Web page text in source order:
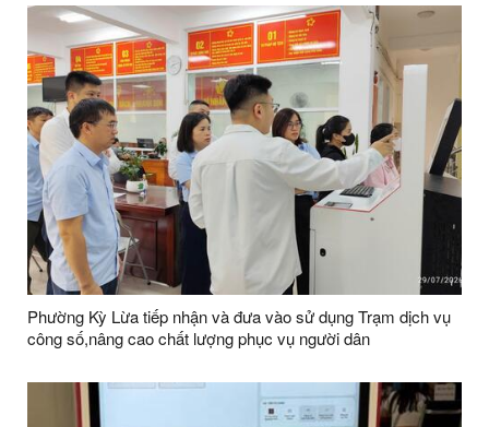
Phường Kỳ Lừa tiếp nhận và đưa vào sử dụng Trạm dịch vụ
công số,nâng cao chất lượng phục vụ người dân